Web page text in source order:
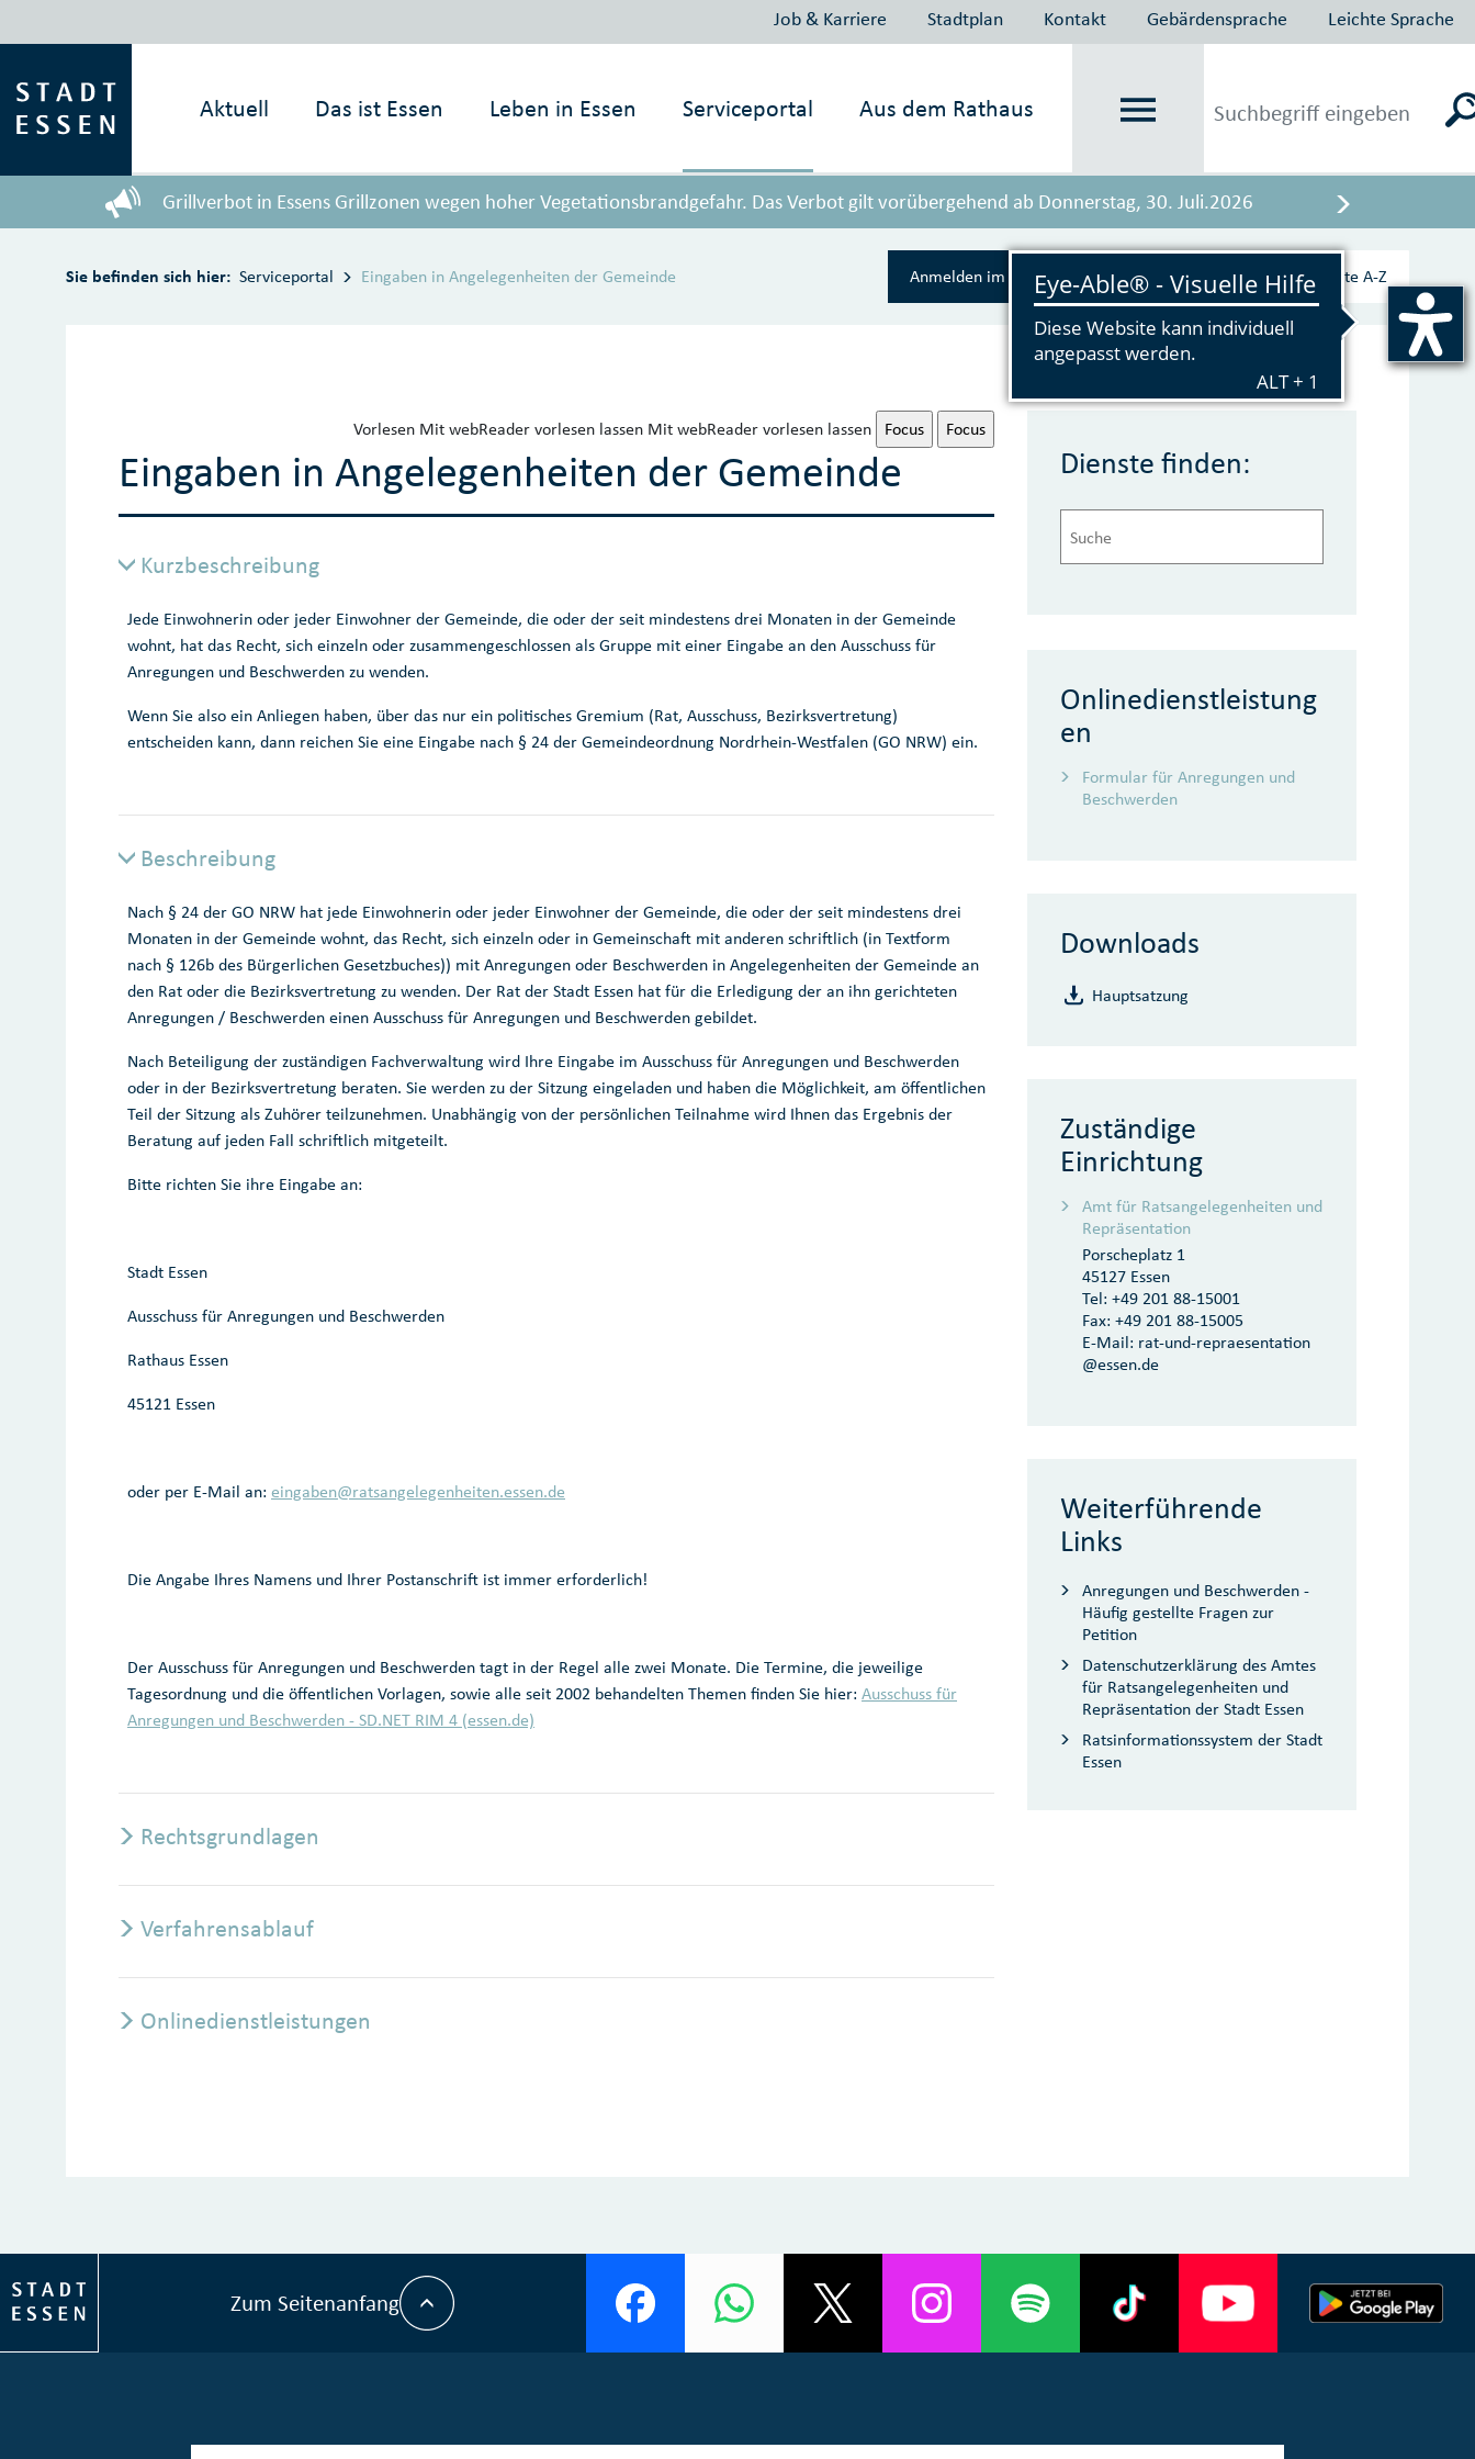
Job & Karriere Stadtplan Kontakt Gebärdensprache Leichte Sprache
Aktuell Das ist Essen Leben in Essen Serviceportal Aus dem Rathaus
Grillverbot in Essens Grillzonen wegen hoher Vegetationsbrandgefahr. Das Verbot gilt vorübergehend ab Donnerstag, 30. Juli.2026
Sie befinden sich hier: Serviceportal Eingaben in Angelegenheiten der Gemeinde Anmelden im Serviceportal Hilfe ? Dienste A‑Z
Vorlesen Mit webReader vorlesen lassen Mit webReader vorlesen lassen Focus Focus
Eingaben in Angelegenheiten der Gemeinde
Kurzbeschreibung
Jede Einwohnerin oder jeder Einwohner der Gemeinde, die oder der seit mindestens drei Monaten in der Gemeinde
wohnt, hat das Recht, sich einzeln oder zusammengeschlossen als Gruppe mit einer Eingabe an den Ausschuss für
Anregungen und Beschwerden zu wenden.
Wenn Sie also ein Anliegen haben, über das nur ein politisches Gremium (Rat, Ausschuss, Bezirksvertretung)
entscheiden kann, dann reichen Sie eine Eingabe nach § 24 der Gemeindeordnung Nordrhein-Westfalen (GO NRW) ein.
Beschreibung
Nach § 24 der GO NRW hat jede Einwohnerin oder jeder Einwohner der Gemeinde, die oder der seit mindestens drei
Monaten in der Gemeinde wohnt, das Recht, sich einzeln oder in Gemeinschaft mit anderen schriftlich (in Textform
nach § 126b des Bürgerlichen Gesetzbuches)) mit Anregungen oder Beschwerden in Angelegenheiten der Gemeinde an
den Rat oder die Bezirksvertretung zu wenden. Der Rat der Stadt Essen hat für die Erledigung der an ihn gerichteten
Anregungen / Beschwerden einen Ausschuss für Anregungen und Beschwerden gebildet.
Nach Beteiligung der zuständigen Fachverwaltung wird Ihre Eingabe im Ausschuss für Anregungen und Beschwerden
oder in der Bezirksvertretung beraten. Sie werden zu der Sitzung eingeladen und haben die Möglichkeit, am öffentlichen
Teil der Sitzung als Zuhörer teilzunehmen. Unabhängig von der persönlichen Teilnahme wird Ihnen das Ergebnis der
Beratung auf jeden Fall schriftlich mitgeteilt.
Bitte richten Sie ihre Eingabe an:
Stadt Essen
Ausschuss für Anregungen und Beschwerden
Rathaus Essen
45121 Essen
oder per E-Mail an: eingaben@ratsangelegenheiten.essen.de
Die Angabe Ihres Namens und Ihrer Postanschrift ist immer erforderlich!
Der Ausschuss für Anregungen und Beschwerden tagt in der Regel alle zwei Monate. Die Termine, die jeweilige
Tagesordnung und die öffentlichen Vorlagen, sowie alle seit 2002 behandelten Themen finden Sie hier: Ausschuss für
Anregungen und Beschwerden - SD.NET RIM 4 (essen.de)
Rechtsgrundlagen
Verfahrensablauf
Onlinedienstleistungen
Dienste finden:
Onlinedienstleistung
en
Formular für Anregungen und
Beschwerden
Downloads
Hauptsatzung
Zuständige
Einrichtung
Amt für Ratsangelegenheiten und
Repräsentation
Porscheplatz 1
45127 Essen
Tel: +49 201 88-15001
Fax: +49 201 88-15005
E-Mail: rat-und-repraesentation
@essen.de
Weiterführende
Links
Anregungen und Beschwerden -
Häufig gestellte Fragen zur
Petition
Datenschutzerklärung des Amtes
für Ratsangelegenheiten und
Repräsentation der Stadt Essen
Ratsinformationssystem der Stadt
Essen
Zum Seitenanfang